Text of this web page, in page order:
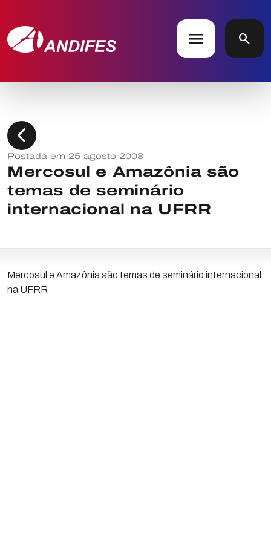
menu search
chevron_left
Postada em 25 agosto 2008
Mercosul e Amazônia são
temas de seminário
internacional na UFRR
Mercosul e Amazônia são temas de seminário internacional
na UFRR